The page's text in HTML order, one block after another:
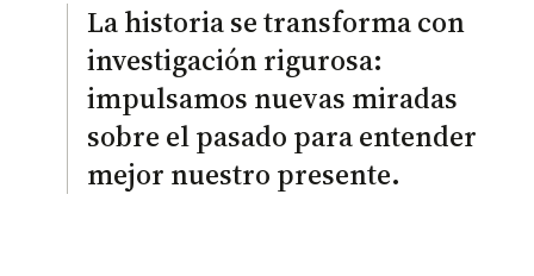
La historia se transforma con
investigación rigurosa:
impulsamos nuevas miradas
sobre el pasado para entender
mejor nuestro presente.